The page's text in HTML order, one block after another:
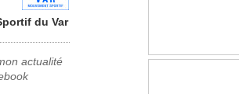
du Var
actualité